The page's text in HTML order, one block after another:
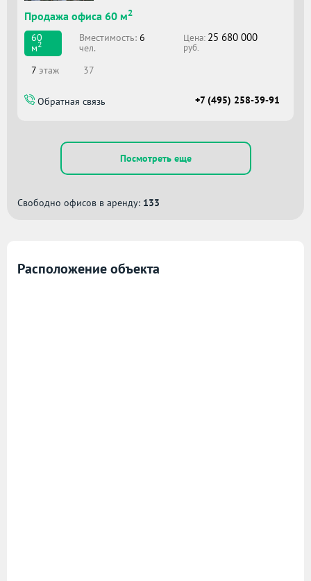
Продажа офиса 60 м2
60
м2
Вместимоcть: 6
чел.
Цена: 25 680 000
руб.
7 этаж 37
Обратная связь +7 (495) 258-39-91
Посмотреть еще
Свободно офисов в аренду: 133
Расположение объекта